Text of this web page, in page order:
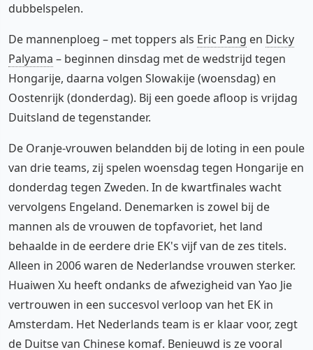
dubbelspelen.
De mannenploeg – met toppers als Eric Pang en Dicky
Palyama – beginnen dinsdag met de wedstrijd tegen
Hongarije, daarna volgen Slowakije (woensdag) en
Oostenrijk (donderdag). Bij een goede afloop is vrijdag
Duitsland de tegenstander.
De Oranje-vrouwen belandden bij de loting in een poule
van drie teams, zij spelen woensdag tegen Hongarije en
donderdag tegen Zweden. In de kwartfinales wacht
vervolgens Engeland. Denemarken is zowel bij de
mannen als de vrouwen de topfavoriet, het land
behaalde in de eerdere drie EK's vijf van de zes titels.
Alleen in 2006 waren de Nederlandse vrouwen sterker.
Huaiwen Xu heeft ondanks de afwezigheid van Yao Jie
vertrouwen in een succesvol verloop van het EK in
Amsterdam. Het Nederlands team is er klaar voor, zegt
de Duitse van Chinese komaf. Benieuwd is ze vooral